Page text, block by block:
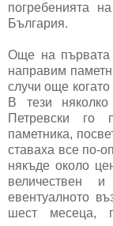
погребенията
България.
Още на първата
направим
случи още
В тези
Петревски го
паметника,
ставаха все по-
някъде около
величествен
евентуалното
шест месеца,